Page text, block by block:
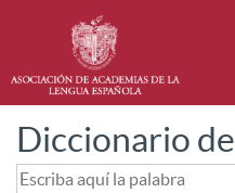
Diccionario